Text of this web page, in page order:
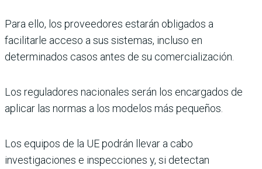
Para ello, los proveedores estarán obligados a
facilitarle acceso a sus sistemas, incluso en
determinados casos antes de su comercialización.
Los reguladores nacionales serán los encargados de
aplicar las normas a los modelos más pequeños.
Los equipos de la UE podrán llevar a cabo
investigaciones e inspecciones y, si detectan